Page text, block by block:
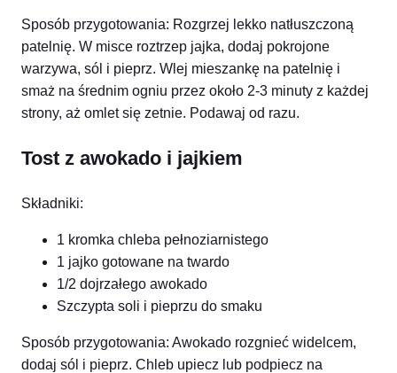
Sposób przygotowania: Rozgrzej lekko natłuszczoną
patelnię. W misce roztrzep jajka, dodaj pokrojone
warzywa, sól i pieprz. Wlej mieszankę na patelnię i
smaż na średnim ogniu przez około 2-3 minuty z każdej
strony, aż omlet się zetnie. Podawaj od razu.
Tost z awokado i jajkiem
Składniki:
1 kromka chleba pełnoziarnistego
1 jajko gotowane na twardo
1/2 dojrzałego awokado
Szczypta soli i pieprzu do smaku
Sposób przygotowania: Awokado rozgnieć widelcem,
dodaj sól i pieprz. Chleb upiecz lub podpiecz na